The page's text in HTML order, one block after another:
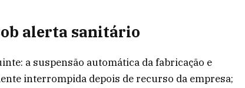
alerta sanitário
a suspensão automática da fabricação e
interrompida depois de recurso da empresa;